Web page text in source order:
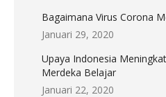
Bagaimana Virus Corona
Januari 29, 2020
Upaya Indonesia
Merdeka Belajar
Januari 22, 2020